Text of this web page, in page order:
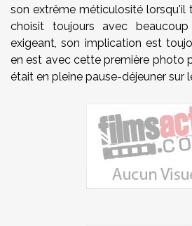
son extrême méticulosité lorsqu'il
choisit toujours avec
exigeant, son implication est
en est avec cette première photo
était en pleine pause-déjeuner sur